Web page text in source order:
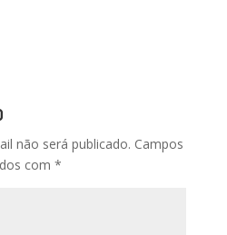
não será publicado. Campos
com *